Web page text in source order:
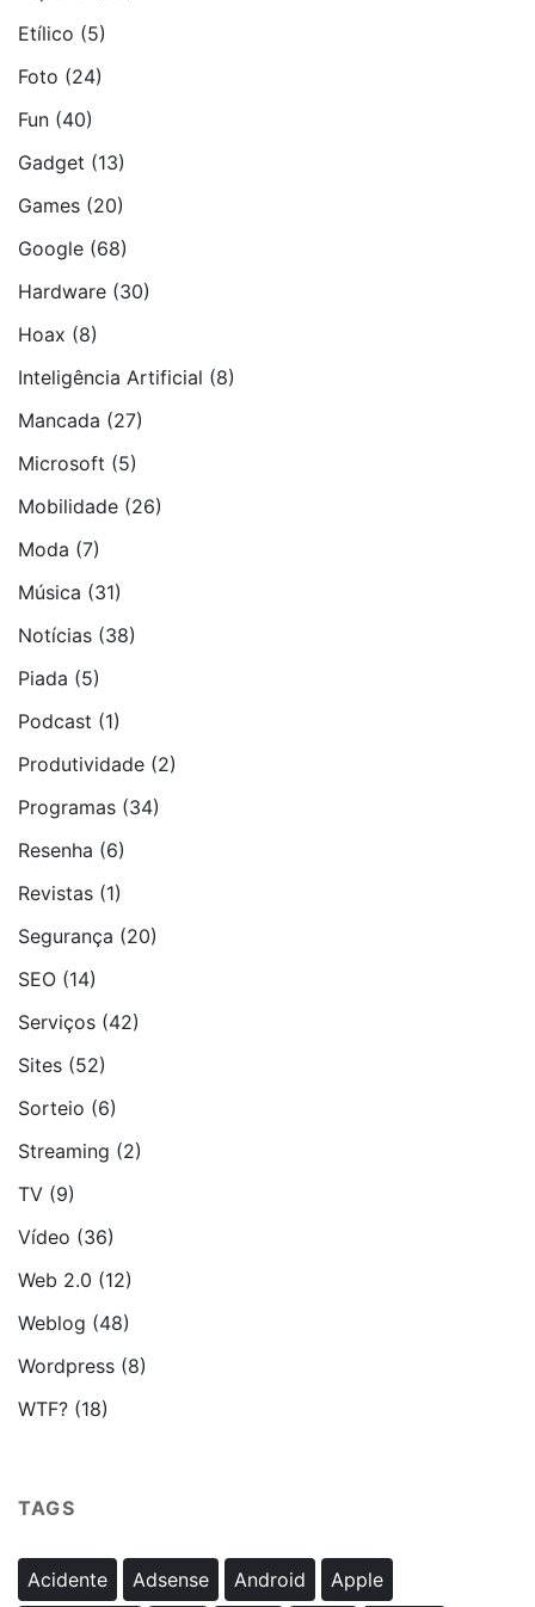
Etí­lico (5)
Foto (24)
Fun (40)
Gadget (13)
Games (20)
Google (68)
Hardware (30)
Hoax (8)
Inteligência Artificial (8)
Mancada (27)
Microsoft (5)
Mobilidade (26)
Moda (7)
Música (31)
Notí­cias (38)
Piada (5)
Podcast (1)
Produtividade (2)
Programas (34)
Resenha (6)
Revistas (1)
Segurança (20)
SEO (14)
Serviços (42)
Sites (52)
Sorteio (6)
Streaming (2)
TV (9)
Vídeo (36)
Web 2.0 (12)
Weblog (48)
Wordpress (8)
WTF? (18)
TAGS
Acidente Adsense Android
Apple